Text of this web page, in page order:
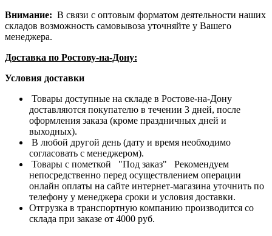
Внимание: В связи с оптовым форматом деятельности наших
складов возможность самовывоза уточняйте у Вашего
менеджера.
Доставка по Ростову-на-Дону:
Условия доставки
Товары доступные на складе в Ростове-на-Дону
доставляются покупателю в течении 3 дней, после
оформления заказа (кроме праздничных дней и
выходных).
В любой другой день (дату и время необходимо
согласовать с менеджером).
Товары с пометкой "Под заказ" Рекомендуем
непосредственно перед осуществлением операции
онлайн оплаты на сайте интернет-магазина уточнить по
телефону у менеджера сроки и условия доставки.
Отгрузка в транспортную компанию производится со
склада при заказе от 4000 руб.